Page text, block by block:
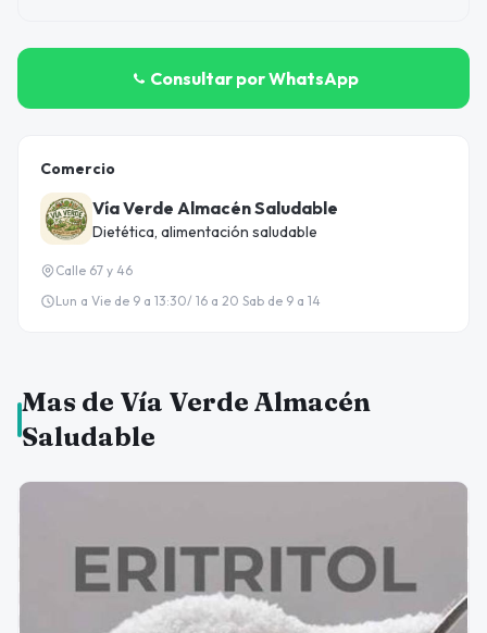
Consultar por WhatsApp
Comercio
Vía Verde Almacén Saludable
Dietética, alimentación saludable
Calle 67 y 46
Lun a Vie de 9 a 13:30/ 16 a 20 Sab de 9 a 14
Mas de Vía Verde Almacén
Saludable